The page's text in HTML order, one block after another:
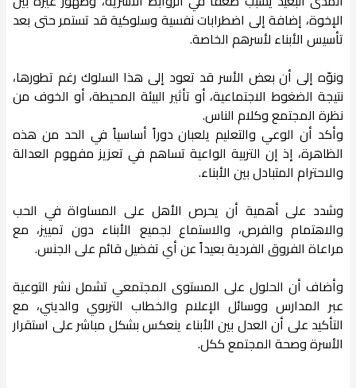
الإخوة، إضافة إلى اضطرابات نفسية وسلوكية قد تستمر حتى بعد
تأسيس الأبناء لأسرهم الخاصة.
ونوّه إلى أن بعض الأسر قد تعود إلى هذا السلوك رغم تطورها،
نتيجة الضغوط الاجتماعية، أو تأثير البيئة المحيطة، أو الخوف من
نظرة المجتمع وكلام الناس.
وأكد أن الوعي والتعليم يلعبان دوراً أساسياً في الحد من هذه
الظاهرة، إذ إن التربية الواعية تساهم في تعزيز مفهوم العدالة
والاحترام المتبادل بين الأبناء.
وشدد على أهمية أن يحرص الأهل على المساواة في الحب
والاهتمام والفرص، والاستماع لجميع الأبناء دون تمييز، مع
مراعاة الفروق الفردية بعيداً عن أي تفضيل قائم على الجنس.
وأضاف أن الحلول على المستوى المجتمعي تشمل نشر التوعية
عبر المدارس ووسائل الإعلام والخطاب التربوي والديني، مع
التأكيد على أن العدل بين الأبناء ينعكس بشكل مباشر على استقرار
الأسرة وصحة المجتمع ككل.